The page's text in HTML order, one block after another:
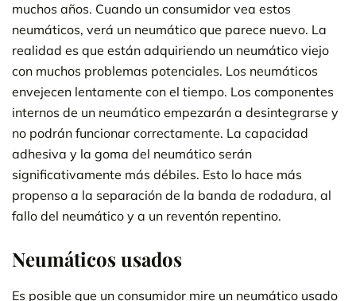
muchos años. Cuando un consumidor vea estos
neumáticos, verá un neumático que parece nuevo. La
realidad es que están adquiriendo un neumático viejo
con muchos problemas potenciales. Los neumáticos
envejecen lentamente con el tiempo. Los componentes
internos de un neumático empezarán a desintegrarse y
no podrán funcionar correctamente. La capacidad
adhesiva y la goma del neumático serán
significativamente más débiles. Esto lo hace más
propenso a la separación de la banda de rodadura, al
fallo del neumático y a un reventón repentino.
Neumáticos usados
Es posible que un consumidor mire un neumático usado